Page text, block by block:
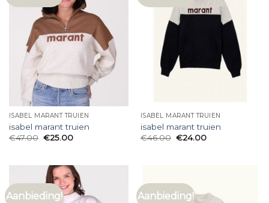
ISABEL MARANT TRUIEN
isabel marant truien
€47.00 €25.00
ISABEL MARANT TRUIEN
isabel marant truien
€46.00 €24.00
Aanbieding! Aanbieding!